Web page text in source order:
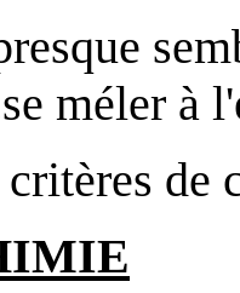
méler à
de